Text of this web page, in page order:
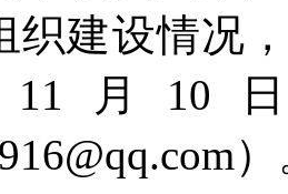
织建设情况
月10